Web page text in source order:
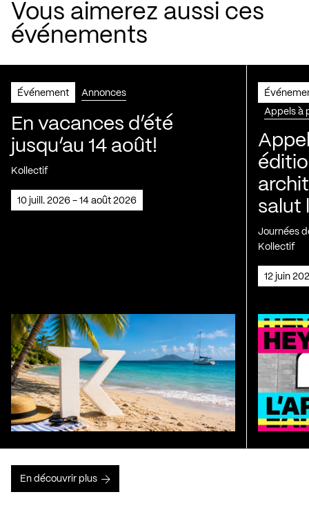
Vous aimerez aussi ces
événements
Événement Annonces
En vacances d’été
jusqu’au 14 août!
Kollectif
10 juill. 2026 - 14 août 2026
Appels à
salut
Journées
Kollectif
12 juin
En découvrir plus